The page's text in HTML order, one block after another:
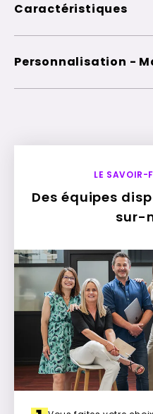
Caractéristiques
Personnalisation -
LE SAVOIR-
Des équipes
sur-